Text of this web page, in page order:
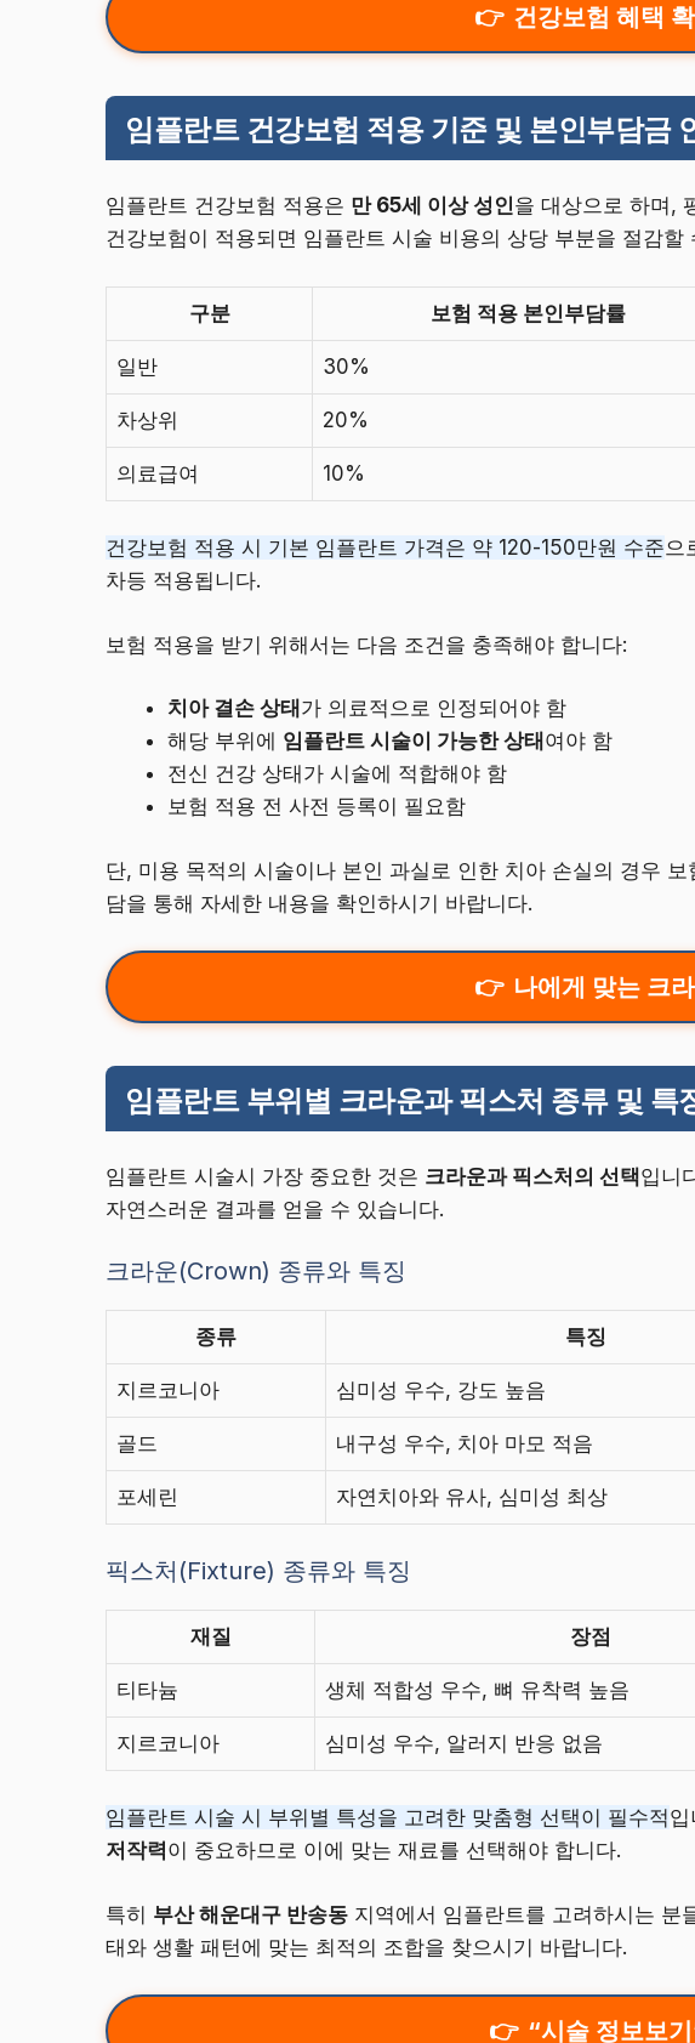
건강보험 혜택
임플란트 건강보험 적용 기준 및 본인부담금
임플란트 건강보험 적용은 만 65세 이상 성인을 대상으로 하며,
건강보험이 적용되면 임플란트 시술 비용의 상당 부분을 절감
구분 보험 적용 본인부담률
일반 30%
차상위 20%
의료급여 10%
건강보험 적용 시 기본 임플란트 가격은 약 120-150만원 수준으
차등 적용됩니다.
보험 적용을 받기 위해서는 다음 조건을 충족해야 합니다:
치아 결손 상태 가 의료적으로 인정되어야 함
해당 부위에 임플란트 시술이 가능한 상태 여야 함
전신 건강 상태가 시술에 적합해야 함
보험 적용 전 사전 등록이 필요함
단, 미용 목적의 시술이나 본인 과실로 인한 치아 손실의 경우
담을 통해 자세한 내용을 확인하시기 바랍니다.
나에게 맞는 크
임플란트 부위별 크라운과 픽스처 종류 및 특
임플란트 시술시 가장 중요한 것은 크라운과 픽스처의 선택입니
자연스러운 결과를 얻을 수 있습니다.
크라운(Crown) 종류와 특징
종류 특징
지르코니아 심미성 우수, 강도 높음
골드 내구성 우수, 치아 마모 적음
포세린 자연치아와 유사, 심미성 최상
픽스처(Fixture) 종류와 특징
재질 장점
티타늄 생체 적합성 우수, 뼈 유착력 높음
지르코니아 심미성 우수, 알러지 반응 없음
임플란트 시술 시 부위별 특성을 고려한 맞춤형 선택이 필수적입
저작력이 중요하므로 이에 맞는 재료를 선택해야 합니다.
특히 부산 해운대구 반송동 지역에서 임플란트를 고려하시는 분
태와 생활 패턴에 맞는 최적의 조합을 찾으시기 바랍니다.
“시술 정보보